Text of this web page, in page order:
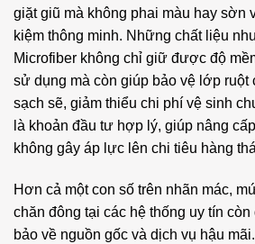
giặt giũ mà không phai màu hay sờn
kiệm thông minh. Những chất liệu
Microfiber không chỉ giữ được độ
sử dụng mà còn giúp bảo vệ lớp ruột
sạch sẽ, giảm thiểu chi phí vệ sinh
là khoản đầu tư hợp lý, giúp nâng
không gây áp lực lên chi tiêu hàng
Hơn cả một con số trên nhãn mác,
chăn đông tại các hệ thống uy tín
bảo về nguồn gốc và dịch vụ hậu